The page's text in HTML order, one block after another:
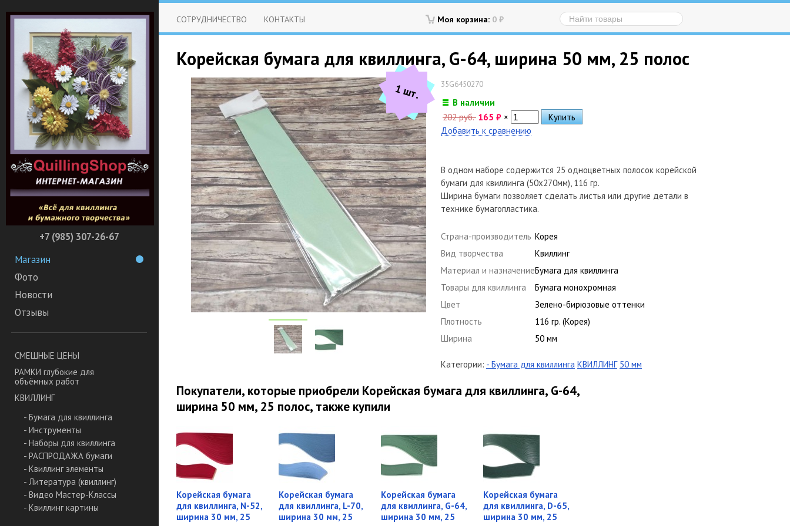
+7 (985) 307-26-67
Магазин
Фото
Новости
Отзывы
СМЕШНЫЕ ЦЕНЫ
РАМКИ глубокие для
объёмных работ
КВИЛЛИНГ
- Бумага для квиллинга
- Инструменты
- Наборы для квиллинга
- РАСПРОДАЖА бумаги
- Квиллинг элементы
- Литература (квиллинг)
- Видео Мастер-Классы
- Квиллинг картины
Моя корзина: 0 ₽
СОТРУДНИЧЕСТВО КОНТАКТЫ
Корейская бумага для квиллинга, G-64, ширина 50 мм, 25 полос
1 шт. 35G6450270
В наличии
202 руб. 165 ₽ ×
Добавить к сравнению
В одном наборе содержится 25 одноцветных полосок корейской
бумаги для квиллинга (50х270мм), 116 гр.
Ширина бумаги позволяет сделать листья или другие детали в
технике бумагопластика.
Страна-производитель Корея
Вид творчества
Квиллинг
Материал и назначениеБумага для квиллинга
Товары для квиллинга
Бумага монохромная
Цвет
Зелено-бирюзовые оттенки
Плотность
116 гр. (Корея)
Ширина
50 мм
Категории: - Бумага для квиллинга КВИЛЛИНГ 50 мм
Покупатели, которые приобрели Корейская бумага для квиллинга, G-64,
ширина 50 мм, 25 полос, также купили
Корейская бумага
для квиллинга, N-52,
ширина 30 мм, 25
Корейская бумага
для квиллинга, L-70,
ширина 30 мм, 25
Корейская бумага
для квиллинга, G-64,
ширина 30 мм, 25
Корейская бумага
для квиллинга, D-65,
ширина 30 мм, 25